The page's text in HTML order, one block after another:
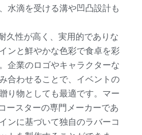
水滴を受ける溝や凹凸設計も
久性が高く、実用的でありな
ンと鮮やかな色彩で食卓を彩
企業のロゴやキャラクターな
合わせることで、イベントの
り物としても最適です。マー
ースターの専門メーカーであ
ンに基づいて独自のラバーコ